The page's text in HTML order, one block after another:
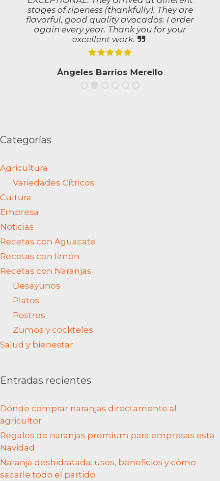
stages of ripeness (thankfully). They are
flavorful, good quality avocados. I order
again every year. Thank you for your
excellent work.
Ángeles Barrios Merello
Categorías
Agricultura
Variedades Cítricos
Cultura
Empresa
Noticias
Recetas con Aguacate
Recetas con limón
Recetas con Naranjas
Desayunos
Platos
Postres
Zumos y cockteles
Salud y bienestar
Entradas recientes
Dónde comprar naranjas directamente al
agricultor
Regalos de naranjas premium para empresas esta
Navidad
Naranja deshidratada: usos, beneficios y cómo
sacarle todo el partido